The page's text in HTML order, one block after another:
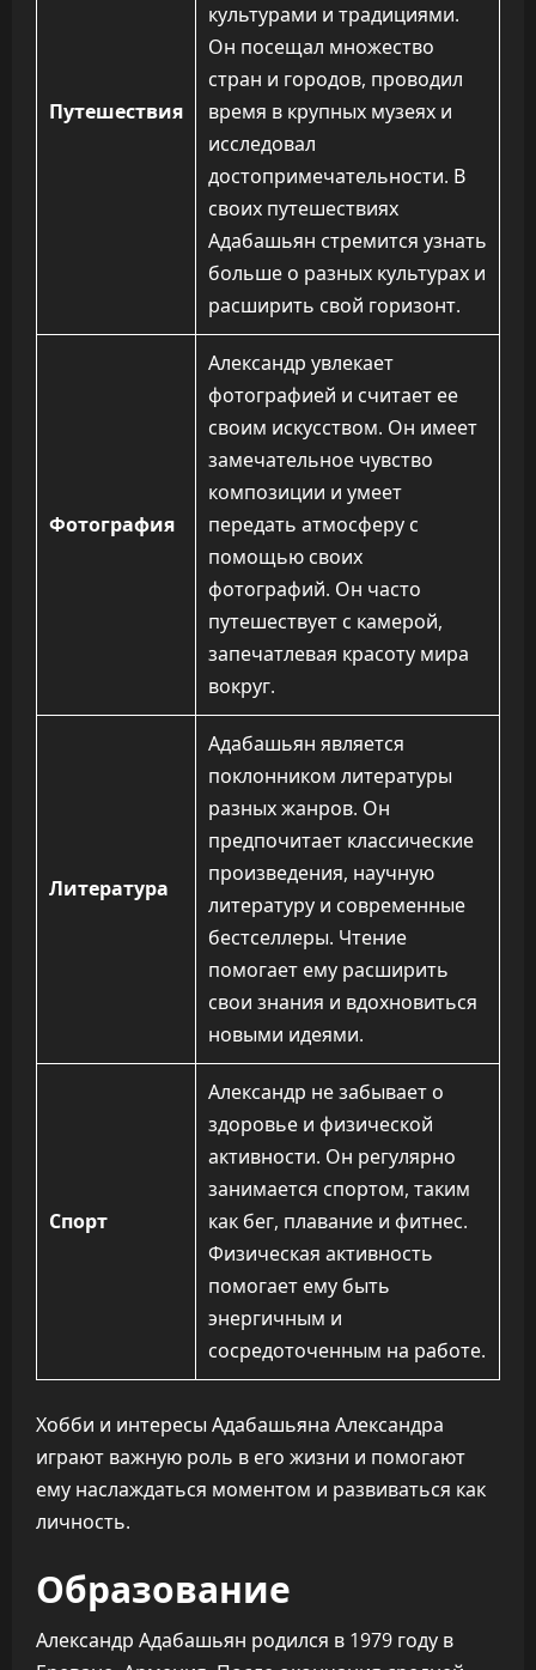
Путешествия
культурами и традициями.
Он посещал множество
стран и городов, проводил
время в крупных музеях и
исследовал
достопримечательности. В
своих путешествиях
Адабашьян стремится узнать
больше о разных культурах и
расширить свой горизонт.
Фотография
Александр увлекает
фотографией и считает ее
своим искусством. Он имеет
замечательное чувство
композиции и умеет
передать атмосферу с
помощью своих
фотографий. Он часто
путешествует с камерой,
запечатлевая красоту мира
вокруг.
Литература
Адабашьян является
поклонником литературы
разных жанров. Он
предпочитает классические
произведения, научную
литературу и современные
бестселлеры. Чтение
помогает ему расширить
свои знания и вдохновиться
новыми идеями.
Спорт
Александр не забывает о
здоровье и физической
активности. Он регулярно
занимается спортом, таким
как бег, плавание и фитнес.
Физическая активность
помогает ему быть
энергичным и
сосредоточенным на работе.
Хобби и интересы Адабашьяна Александра
играют важную роль в его жизни и помогают
ему наслаждаться моментом и развиваться как
личность.
Образование
Александр Адабашьян родился в 1979 году в